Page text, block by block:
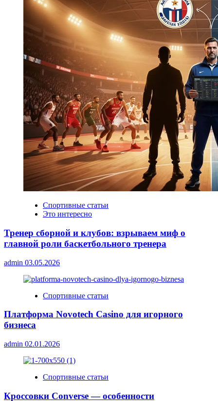
Спортивные статьи
Это интересно
Тренер сборной и клубов: взрываем миф о
главной роли баскетбольного тренера
admin 03.05.2026
Спортивные статьи
Платформа Novotech Casino для игорного
бизнеса
admin 02.01.2026
Спортивные статьи
Кроссовки Converse — особенности